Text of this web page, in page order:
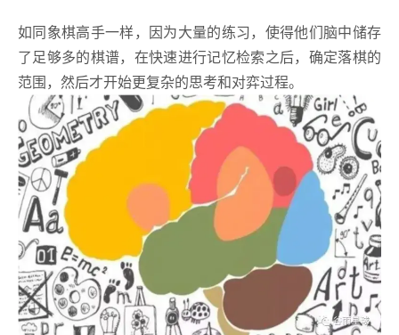
如同象棋高手一样，因为大量的练习，使得他们脑中储存
了足够多的棋谱，在快速进行记忆检索之后，确定落棋的
范围，然后才开始更复杂的思考和对弈过程。